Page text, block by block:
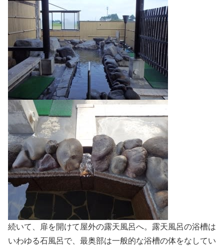
続いて、扉を開けて屋外の露天風呂へ。露天風呂の浴槽は
いわゆる石風呂で、最奥部は一般的な浴槽の体をなしてい